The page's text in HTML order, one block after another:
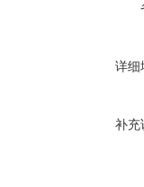
详细
补充